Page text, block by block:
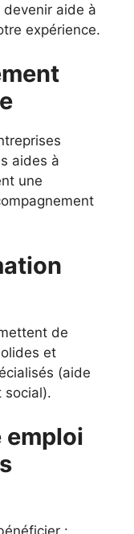
devenir aide à
expérience.
aides à
une
de
et
(aide
social).
emploi